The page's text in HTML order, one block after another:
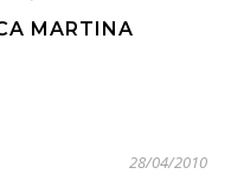
MARTINA
28/04/2010